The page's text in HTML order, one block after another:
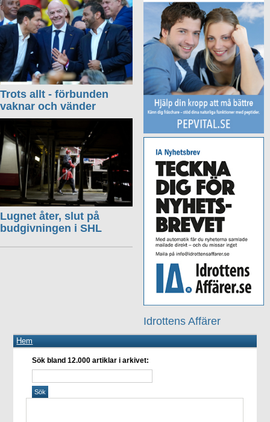
Idrottens Affärer
Trots allt - förbunden
vaknar och vänder
Lugnet åter, slut på
budgivningen i SHL
Hem
Sök bland 12.000 artiklar i arkivet: